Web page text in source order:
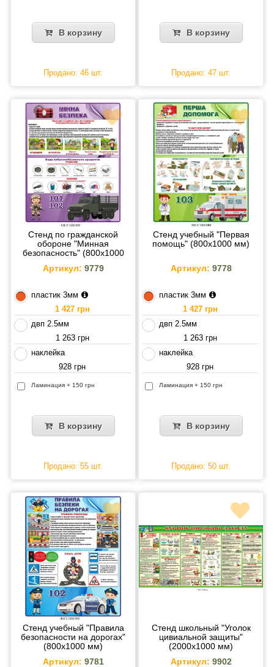
В корзину
Продано: 46 шт.
В корзину
Продано: 47 шт.
Стенд по гражданской
обороне "Минная
безопасность" (800х1000
Артикул: 9779
пластик 3мм
1 427 грн
двп 2.5мм
1 263 грн
наклейка
928 грн
Ламинация + 150 грн
В корзину
Продано: 55 шт.
Стенд учебный "Первая
помощь" (800х1000 мм)
Артикул: 9778
пластик 3мм
1 427 грн
двп 2.5мм
1 263 грн
наклейка
928 грн
Ламинация + 150 грн
В корзину
Продано: 50 шт.
Стенд учебный "Правила
безопасности на дорогах"
(800х1000 мм)
Артикул: 9781
Стенд школьный "Уголок
цивиальной защиты"
(2000х1000 мм)
Артикул: 9902